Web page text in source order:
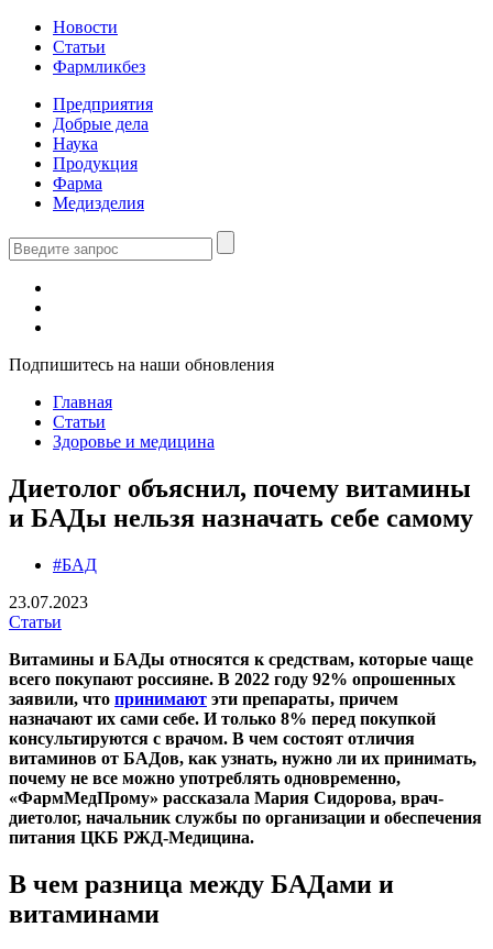
Новости
Статьи
Фармликбез
Предприятия
Добрые дела
Наука
Продукция
Фарма
Медизделия
Подпишитесь на наши обновления
Главная
Статьи
Здоровье и медицина
Диетолог объяснил, почему витамины
и БАДы нельзя назначать себе самому
#БАД
23.07.2023
Статьи
Витамины и БАДы относятся к средствам, которые чаще
всего покупают россияне. В 2022 году 92% опрошенных
заявили, что принимают эти препараты, причем
назначают их сами себе. И только 8% перед покупкой
консультируются с врачом. В чем состоят отличия
витаминов от БАДов, как узнать, нужно ли их принимать,
почему не все можно употреблять одновременно,
«ФармМедПрому» рассказала Мария Сидорова, врач-
диетолог, начальник службы по организации и обеспечения
питания ЦКБ РЖД-Медицина.
В чем разница между БАДами и
витаминами